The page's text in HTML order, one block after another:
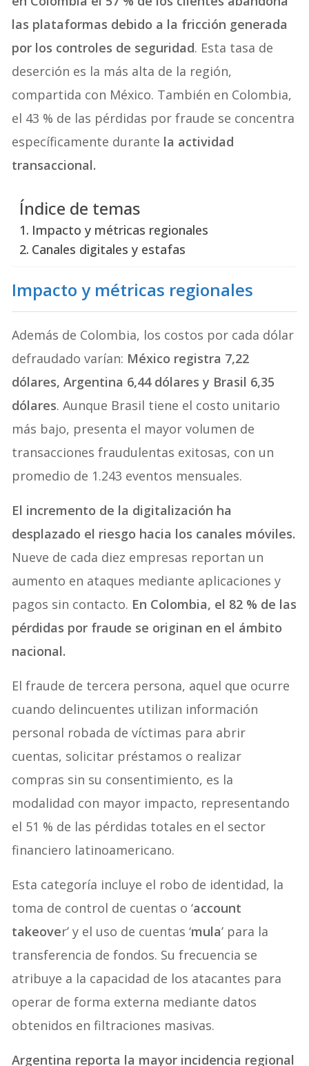
las plataformas debido a la fricción generada
por los controles de seguridad. Esta tasa de
deserción es la más alta de la región,
compartida con México. También en Colombia,
el 43 % de las pérdidas por fraude se concentra
específicamente durante la actividad
transaccional.
Índice de temas
Impacto y métricas regionales
Canales digitales y estafas
Impacto y métricas regionales
Además de Colombia, los costos por cada dólar
defraudado varían: México registra 7,22
dólares, Argentina 6,44 dólares y Brasil 6,35
dólares. Aunque Brasil tiene el costo unitario
más bajo, presenta el mayor volumen de
transacciones fraudulentas exitosas, con un
promedio de 1.243 eventos mensuales.
El incremento de la digitalización ha
desplazado el riesgo hacia los canales móviles.
Nueve de cada diez empresas reportan un
aumento en ataques mediante aplicaciones y
pagos sin contacto. En Colombia, el 82 % de las
pérdidas por fraude se originan en el ámbito
nacional.
El fraude de tercera persona, aquel que ocurre
cuando delincuentes utilizan información
personal robada de víctimas para abrir
cuentas, solicitar préstamos o realizar
compras sin su consentimiento, es la
modalidad con mayor impacto, representando
el 51 % de las pérdidas totales en el sector
financiero latinoamericano.
Esta categoría incluye el robo de identidad, la
toma de control de cuentas o ‘account
takeover’ y el uso de cuentas ‘mula’ para la
transferencia de fondos. Su frecuencia se
atribuye a la capacidad de los atacantes para
operar de forma externa mediante datos
obtenidos en filtraciones masivas.
Argentina reporta la mayor incidencia regional